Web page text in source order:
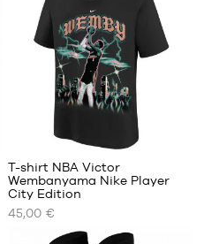
NOS
TAILLES
DISPONIBLES
T-shirt NBA Victor
Wembanyama Nike Player
City Edition
45,00 €